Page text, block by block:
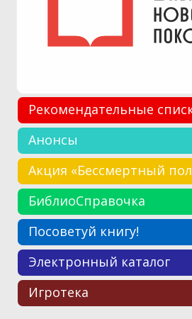
Рекомендательные
Анонсы
Акция «Бессмертный
БиблиоСправочка
Посоветуй книгу!
Электронный каталог
Игротека